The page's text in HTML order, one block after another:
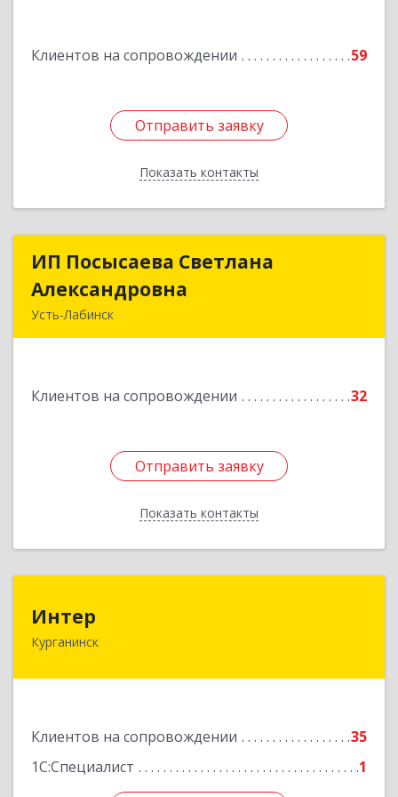
Клиентов на сопровождении 59
Отправить заявку
Показать контакты
Отправить заявку
Назад
ИП Посысаева Светлана
Александровна
Усть-Лабинск
Клиентов на сопровождении 32
Отправить заявку
Показать контакты
ИП Посысаева Светлана
Подробнее
Отправить заявку
Назад
Интер
Курганинск
Клиентов на сопровождении
35
1С:Специалист
1
352430, Краснодарский край, Курганинск г,